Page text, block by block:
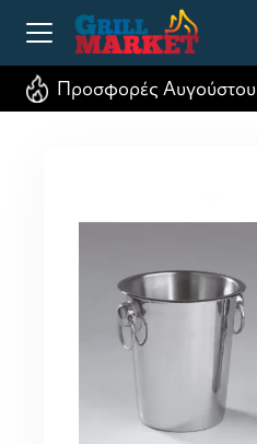
Προσφορές Αυγούστου